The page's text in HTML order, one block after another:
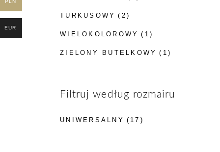
TURKUSOWY (2)
WIELOKOLOROWY (1)
ZIELONY BUTELKOWY (1)
Filtruj według rozmairu
UNIWERSALNY (17)
EUR